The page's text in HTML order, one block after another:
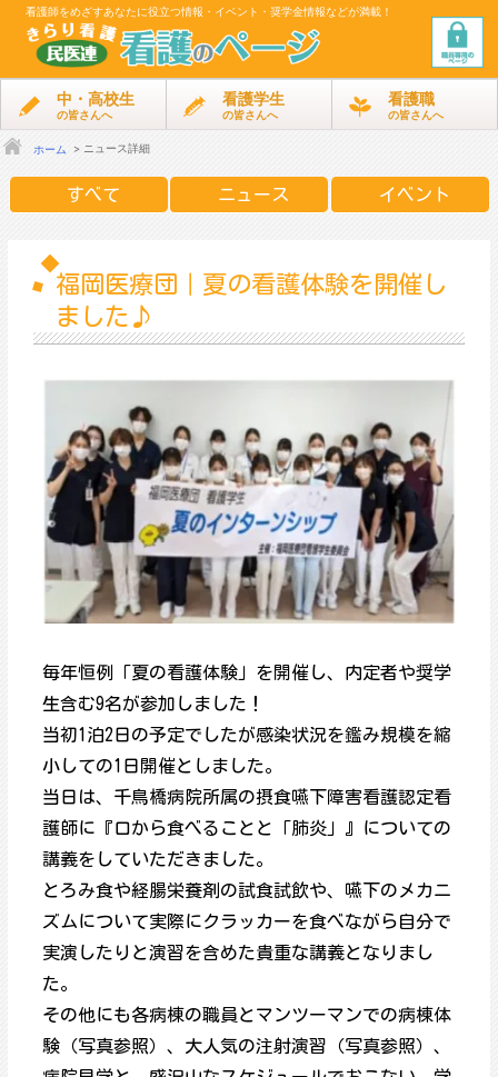
看護師をめざすあなたに役立つ情報・イベント・奨学金情報などが満載！
中・高校生
の皆さんへ
看護学生
の皆さんへ
看護職
の皆さんへ
ホーム ニュース詳細
すべて ニュース イベント
福岡医療団｜夏の看護体験を開催し
ました♪
毎年恒例「夏の看護体験」を開催し、内定者や奨学
生含む9名が参加しました！
当初1泊2日の予定でしたが感染状況を鑑み規模を縮
小しての1日開催としました。
当日は、千鳥橋病院所属の摂食嚥下障害看護認定看
護師に『口から食べることと「肺炎」』についての
講義をしていただきました。
とろみ食や経腸栄養剤の試食試飲や、嚥下のメカニ
ズムについて実際にクラッカーを食べながら自分で
実演したりと演習を含めた貴重な講義となりまし
た。
その他にも各病棟の職員とマンツーマンでの病棟体
験（写真参照）、大人気の注射演習（写真参照）、